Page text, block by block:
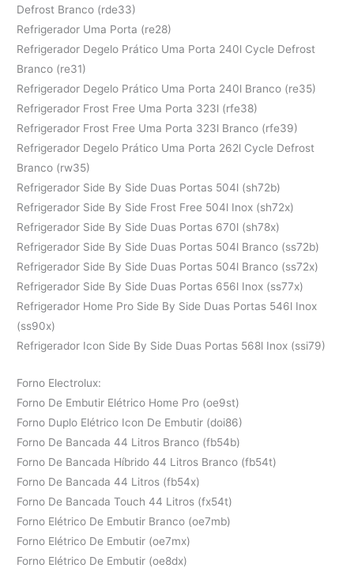
Defrost Branco (rde33)
Refrigerador Uma Porta (re28)
Refrigerador Degelo Prático Uma Porta 240l Cycle Defrost
Branco (re31)
Refrigerador Degelo Prático Uma Porta 240l Branco (re35)
Refrigerador Frost Free Uma Porta 323l (rfe38)
Refrigerador Frost Free Uma Porta 323l Branco (rfe39)
Refrigerador Degelo Prático Uma Porta 262l Cycle Defrost
Branco (rw35)
Refrigerador Side By Side Duas Portas 504l (sh72b)
Refrigerador Side By Side Frost Free 504l Inox (sh72x)
Refrigerador Side By Side Duas Portas 670l (sh78x)
Refrigerador Side By Side Duas Portas 504l Branco (ss72b)
Refrigerador Side By Side Duas Portas 504l Branco (ss72x)
Refrigerador Side By Side Duas Portas 656l Inox (ss77x)
Refrigerador Home Pro Side By Side Duas Portas 546l Inox
(ss90x)
Refrigerador Icon Side By Side Duas Portas 568l Inox (ssi79)
Forno Electrolux:
Forno De Embutir Elétrico Home Pro (oe9st)
Forno Duplo Elétrico Icon De Embutir (doi86)
Forno De Bancada 44 Litros Branco (fb54b)
Forno De Bancada Híbrido 44 Litros Branco (fb54t)
Forno De Bancada 44 Litros (fb54x)
Forno De Bancada Touch 44 Litros (fx54t)
Forno Elétrico De Embutir Branco (oe7mb)
Forno Elétrico De Embutir (oe7mx)
Forno Elétrico De Embutir (oe8dx)